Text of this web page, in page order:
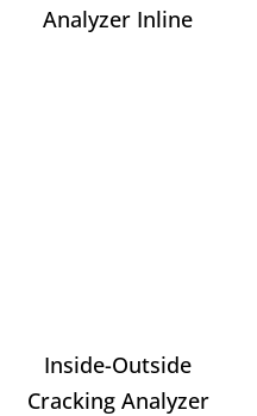
Analyzer Inline
Inside-Outside
Cracking Analyzer